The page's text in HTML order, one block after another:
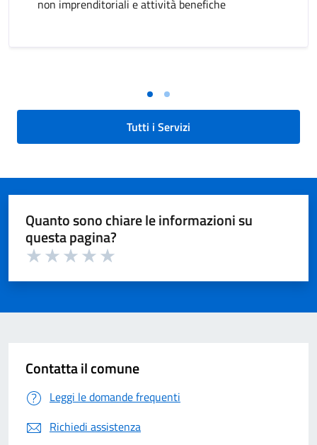
non imprenditoriali e attività benefiche
Tutti i Servizi
Quanto sono chiare le informazioni su
questa pagina?
Contatta il comune
Leggi le domande frequenti
Richiedi assistenza